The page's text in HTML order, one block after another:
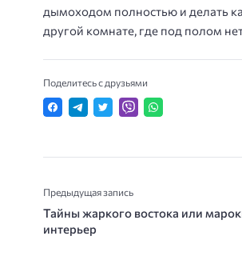
дымоходом полностью и делать
другой комнате, где под полом
Поделитесь с друзьями
Предыдущая запись
Тайны жаркого востока или
интерьер